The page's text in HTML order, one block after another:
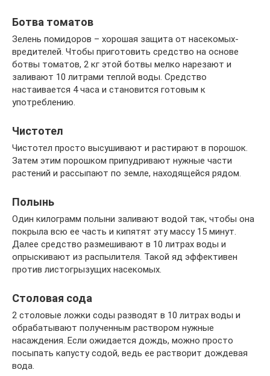
Ботва томатов
Зелень помидоров – хорошая защита от насекомых-
вредителей. Чтобы приготовить средство на основе
ботвы томатов, 2 кг этой ботвы мелко нарезают и
заливают 10 литрами теплой воды. Средство
настаивается 4 часа и становится готовым к
употреблению.
Чистотел
Чистотел просто высушивают и растирают в порошок.
Затем этим порошком припудривают нужные части
растений и рассыпают по земле, находящейся рядом.
Полынь
Один килограмм полыни заливают водой так, чтобы она
покрыла всю ее часть и кипятят эту массу 15 минут.
Далее средство размешивают в 10 литрах воды и
опрыскивают из распылителя. Такой яд эффективен
против листогрызущих насекомых.
Столовая сода
2 столовые ложки соды разводят в 10 литрах воды и
обрабатывают полученным раствором нужные
насаждения. Если ожидается дождь, можно просто
посыпать капусту содой, ведь ее растворит дождевая
вода.